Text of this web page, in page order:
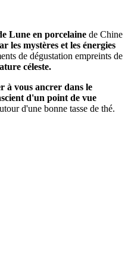
Lune en porcelaine de Chine
les mystères et les énergies
de dégustation empreints de
céleste.
à vous ancrer dans le
d'un point de vue
d'une bonne tasse de thé.